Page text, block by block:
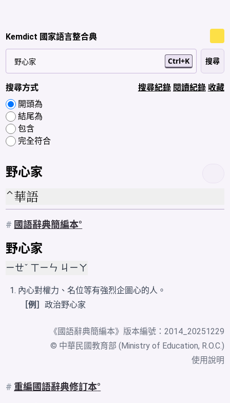
Kemdict 國家語言整合典
Ctrl+K
搜尋方式
開頭為
結尾為
包含
完全符合
搜尋紀錄 閱讀紀錄 收藏
野心家
華語
# 國語辭典簡編本
野心家
ㄧㄝˇ ㄒㄧㄣ ㄐㄧㄚ
內心對權力、名位等有強烈企圖心的人。
［例］政治野心家
《國語辭典簡編本》版本編號：2014_20251229
© 中華民國教育部 (Ministry of Education, R.O.C.)
使用說明
# 重編國語辭典修訂本